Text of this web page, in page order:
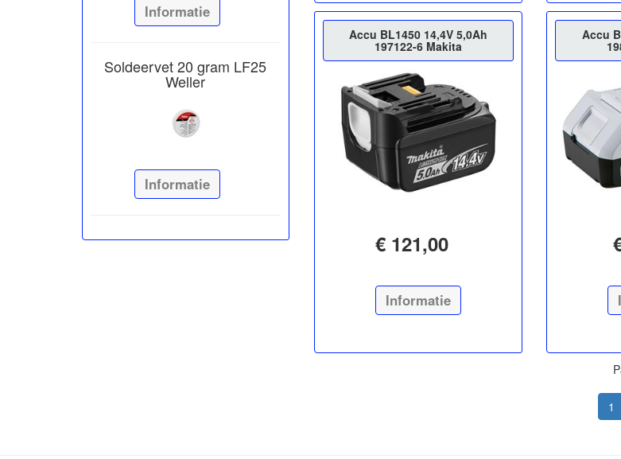
Informatie
Soldeervet 20 gram LF25
Weller
Informatie
Accu BL1450 14,4V 5,0Ah
197122-6 Makita
€ 121,00
Informatie
Accu
1